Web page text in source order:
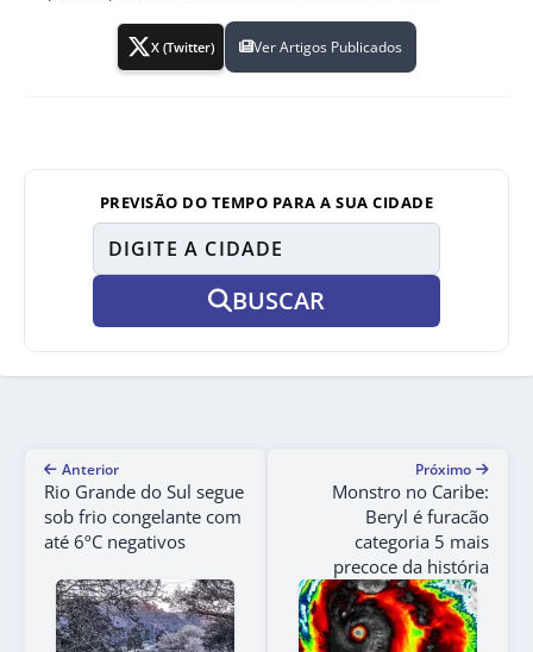
X (Twitter) Ver Artigos Publicados
PREVISÃO DO TEMPO PARA A SUA CIDADE
BUSCAR
Anterior
Rio Grande do Sul segue
sob frio congelante com
até 6ºC negativos
Próximo
Monstro no Caribe:
Beryl é furacão
categoria 5 mais
precoce da história